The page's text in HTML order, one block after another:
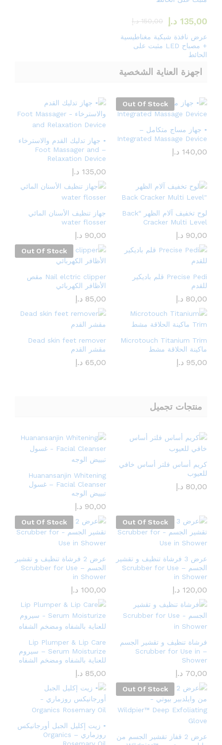
135,00 د.إ 150,00 د.إ
عرض نافذة شبكية مغناطيسية
+ مصباح LED مثبت على
الحائط
اجهزة العناية الشخصية
Out Of Stock
• جهاز مساج متكامل –
Integrated Massage Device
140,00 د.إ
• جهاز تدليك القدم والاسترخاء
– Foot Massager and
Relaxation Device
135,00 د.إ
لوح تخفيف آلام الظهر “Back
Cracker Multi Level
90,00 د.إ
جهاز تنظيف الأسنان المائي
water flosser
90,00 د.إ
Precise Pedi قلم باديكير
للقدم
80,00 د.إ
Out Of Stock
Nail elctric clipper مقص
الأظافر الكهربائي
85,00 د.إ
Microtouch Titanium Trim
ماكينة الحلاقة مشط
95,00 د.إ
Dead skin feet remover
مقشر القدم
65,00 د.إ
منتجات تجميل
كريم أساس فلتر أساس خافي
للعيوب
80,00 د.إ
Huanansanjin Whitening
Facial Cleanser – غسول
تبييض الوجه
90,00 د.إ
Out Of Stock
عرض 3 فرشاة تنظيف و تقشير
الجسم – Scrubber for Use
in Shower
120,00 د.إ
Out Of Stock
عرض 2 فرشاة تنظيف و تقشير
الجسم – Scrubber for Use
in Shower
100,00 د.إ
فرشاة تنظيف و تقشير الجسم
– Scrubber for Use in
Shower
70,00 د.إ
Lip Plumper & Lip Care
Serum Moisturize – سيروم
للعناية بالشفاه ومضخم الشفاه
85,00 د.إ
Out Of Stock
عرض 2 قفاز تقشير الجسم من
• زيت إكليل الجبل أورجانيكس
روزماري – Organics